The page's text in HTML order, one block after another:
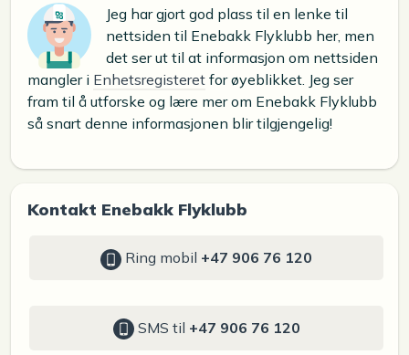
Jeg har gjort god plass til en lenke til
nettsiden til Enebakk Flyklubb her, men
det ser ut til at informasjon om nettsiden
mangler i Enhetsregisteret for øyeblikket. Jeg ser
fram til å utforske og lære mer om Enebakk Flyklubb
så snart denne informasjonen blir tilgjengelig!
Kontakt Enebakk Flyklubb
Ring mobil +47 906 76 120
SMS til +47 906 76 120